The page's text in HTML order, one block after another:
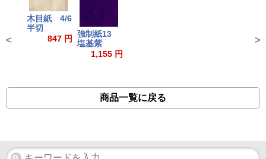
木目紙 4/6
半切
847 円
強制紙13
塩基紫
1,155 円
< >
商品一覧に戻る